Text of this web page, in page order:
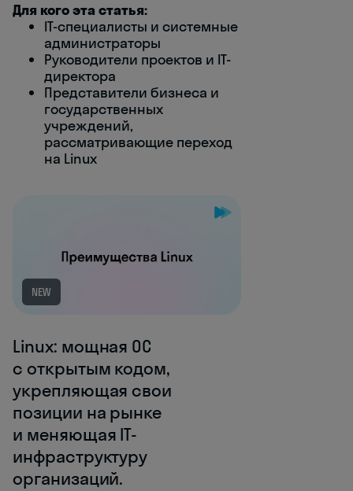
Для кого эта статья:
IT-специалисты и системные
администраторы
Руководители проектов и IT-
директора
Представители бизнеса и
государственных
учреждений,
рассматривающие переход
на Linux
NEW
Linux: мощная ОС
с открытым кодом,
укрепляющая свои
позиции на рынке
и меняющая IT-
инфраструктуру
организаций.